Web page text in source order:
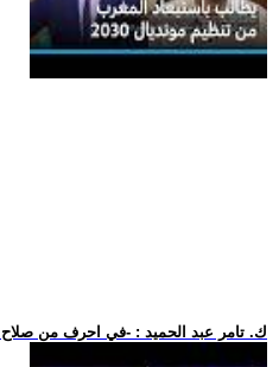
.. ك. تامر عبد الحميد : -في احرف من